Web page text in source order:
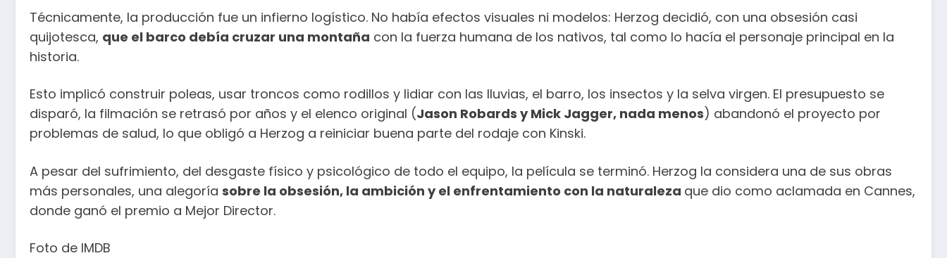
Técnicamente, la producción fue un infierno logístico. No había efectos visuales ni modelos: Herzog decidió, con una obsesión casi
quijotesca, que el barco debía cruzar una montaña con la fuerza humana de los nativos, tal como lo hacía el personaje principal en la
historia.
Esto implicó construir poleas, usar troncos como rodillos y lidiar con las lluvias, el barro, los insectos y la selva virgen. El presupuesto se
disparó, la filmación se retrasó por años y el elenco original (Jason Robards y Mick Jagger, nada menos) abandonó el proyecto por
problemas de salud, lo que obligó a Herzog a reiniciar buena parte del rodaje con Kinski.
A pesar del sufrimiento, del desgaste físico y psicológico de todo el equipo, la película se terminó. Herzog la considera una de sus obras
más personales, una alegoría sobre la obsesión, la ambición y el enfrentamiento con la naturaleza que dio como aclamada en Cannes,
donde ganó el premio a Mejor Director.
Foto de IMDB